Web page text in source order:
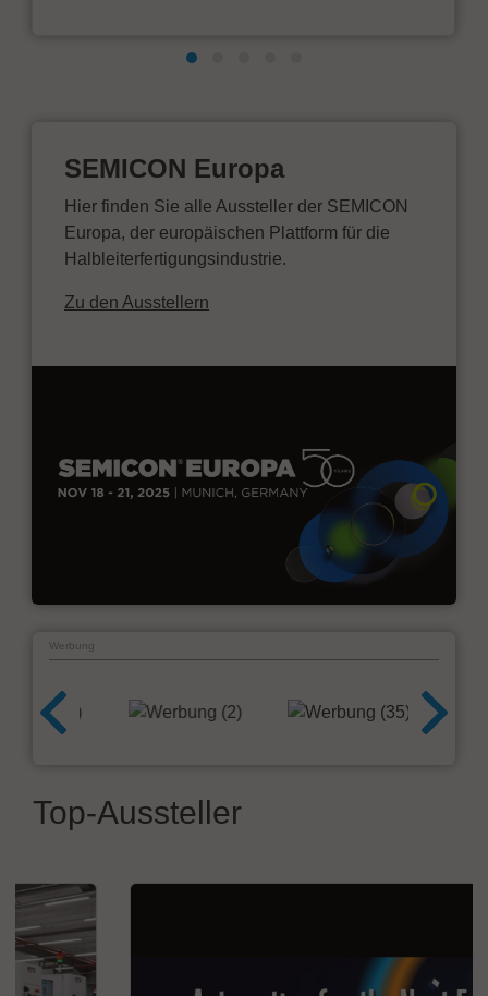
SEMICON Europa
Hier finden Sie alle Aussteller der SEMICON
Europa, der europäischen Plattform für die
Halbleiterfertigungsindustrie.
Zu den Ausstellern
Werbung
Top-Aussteller